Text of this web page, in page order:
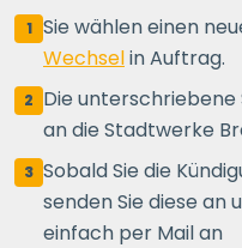
1 Sie wählen einen
Wechselin Auftrag.
2 Die unterschriebene
an die Stadtwerke
3 Sobald Sie die
senden Sie diese an
einfach per Mail an